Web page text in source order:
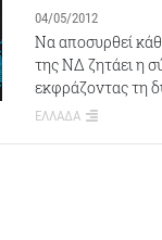
04/05/2012
Να αποσυρθεί
της ΝΔ ζητάει η
εκφράζοντας τη
ΕΛΛΑΔΑ